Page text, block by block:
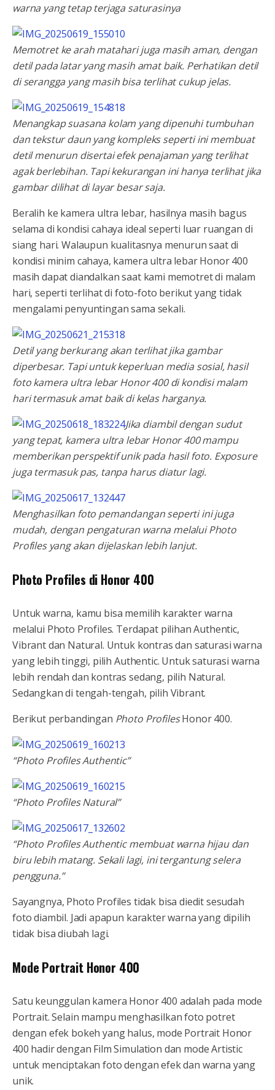
warna yang tetap terjaga saturasinya
Memotret ke arah matahari juga masih aman, dengan
detil pada latar yang masih amat baik. Perhatikan detil
di serangga yang masih bisa terlihat cukup jelas.
Menangkap suasana kolam yang dipenuhi tumbuhan
dan tekstur daun yang kompleks seperti ini membuat
detil menurun disertai efek penajaman yang terlihat
agak berlebihan. Tapi kekurangan ini hanya terlihat jika
gambar dilihat di layar besar saja.
Beralih ke kamera ultra lebar, hasilnya masih bagus
selama di kondisi cahaya ideal seperti luar ruangan di
siang hari. Walaupun kualitasnya menurun saat di
kondisi minim cahaya, kamera ultra lebar Honor 400
masih dapat diandalkan saat kami memotret di malam
hari, seperti terlihat di foto-foto berikut yang tidak
mengalami penyuntingan sama sekali.
Detil yang berkurang akan terlihat jika gambar
diperbesar. Tapi untuk keperluan media sosial, hasil
foto kamera ultra lebar Honor 400 di kondisi malam
hari termasuk amat baik di kelas harganya.
Jika diambil dengan sudut
yang tepat, kamera ultra lebar Honor 400 mampu
memberikan perspektif unik pada hasil foto. Exposure
juga termasuk pas, tanpa harus diatur lagi.
Menghasilkan foto pemandangan seperti ini juga
mudah, dengan pengaturan warna melalui Photo
Profiles yang akan dijelaskan lebih lanjut.
Photo Profiles di Honor 400
Untuk warna, kamu bisa memilih karakter warna
melalui Photo Profiles. Terdapat pilihan Authentic,
Vibrant dan Natural. Untuk kontras dan saturasi warna
yang lebih tinggi, pilih Authentic. Untuk saturasi warna
lebih rendah dan kontras sedang, pilih Natural.
Sedangkan di tengah-tengah, pilih Vibrant.
Berikut perbandingan Photo ProfilesHonor 400.
“Photo Profiles Authentic”
“Photo Profiles Natural”
“Photo Profiles Authentic membuat warna hijau dan
biru lebih matang. Sekali lagi, ini tergantung selera
pengguna.”
Sayangnya, Photo Profiles tidak bisa diedit sesudah
foto diambil. Jadi apapun karakter warna yang dipilih
tidak bisa diubah lagi.
Mode Portrait Honor 400
Satu keunggulan kamera Honor 400 adalah pada mode
Portrait. Selain mampu menghasilkan foto potret
dengan efek bokeh yang halus, mode Portrait Honor
400 hadir dengan Film Simulation dan mode Artistic
untuk menciptakan foto dengan efek dan warna yang
unik.